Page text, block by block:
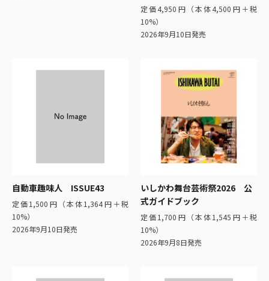
定価4,950円（本体4,500円＋税
10%）
2026年9月10日発売
自動車趣味人 ISSUE43
定価1,500円（本体1,364円＋税
10%）
2026年9月10日発売
いしかわ舞台芸術祭2026 公
式ガイドブック
定価1,700円（本体1,545円＋税
10%）
2026年9月8日発売